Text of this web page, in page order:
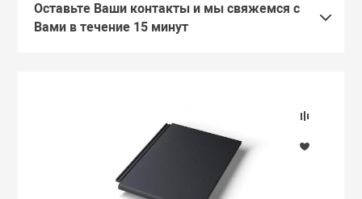
Оставьте Ваши контакты и мы свяжемся с
Вами в течение 15 минут